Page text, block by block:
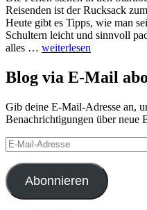
Reisenden ist der Rucksack
Heute gibt es Tipps, wie man
Schultern leicht und sinnvoll
alles … Tipps
Rucksackreisende
weiterlesen
Blog via E-Mail
Gib deine E-Mail-Adresse an,
Benachrichtigungen über neue
E-
Mail-
Adresse
Abonnieren